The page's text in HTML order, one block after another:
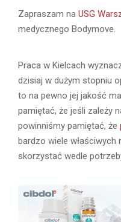
Zapraszam na USG
medycznego Bodymove.
Praca w Kielcach
dzisiaj w dużym stopniu
to na pewno jej jakość
pamiętać, że jeśli zależy
powinniśmy pamiętać, że
bardzo wiele
skorzystać wedle